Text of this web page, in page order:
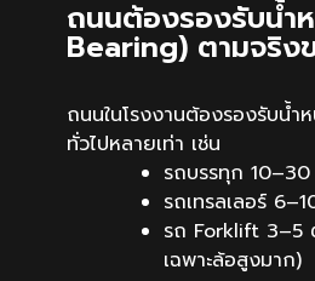
ถนนต้องรองรับน้ำ
Bearing) ตามจริง
ถนนในโรงงานต้องรองรับน้ำ
ทั่วไปหลายเท่า เช่น
รถบรรทุก
รถเทรลเลอร์
รถ Forklift 3–5
เฉพาะล้อสูงมาก)